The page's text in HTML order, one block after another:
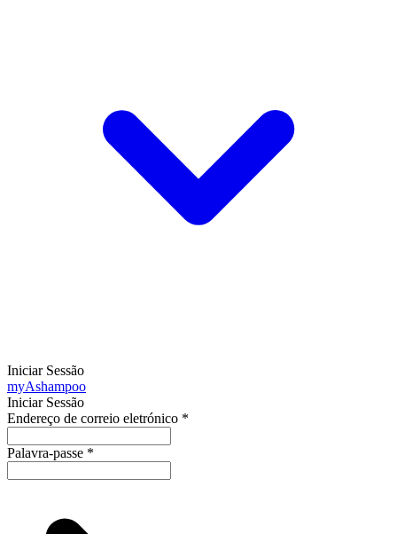
Iniciar Sessão
myAshampoo
Iniciar Sessão
Endereço de correio eletrónico *
Palavra-passe *